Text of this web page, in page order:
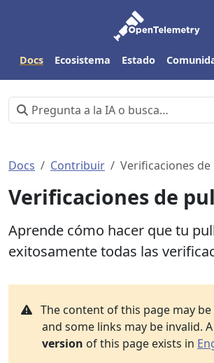
Docs Ecosistema Estado
Docs Contribuir Verificaciones
Verificaciones de
Aprende cómo hacer que tu
exitosamente todas las
The content of this page may be
and some links may be invalid. A
version of this page exists in